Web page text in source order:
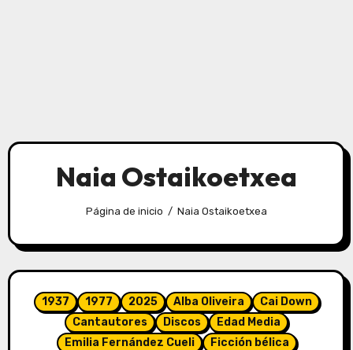
Naia Ostaikoetxea
Página de inicio Naia Ostaikoetxea
1937 1977 2025 Alba Oliveira
Cai Down
Cantautores
Discos
Edad Media
Emilia Fernández Cueli
Ficción bélica